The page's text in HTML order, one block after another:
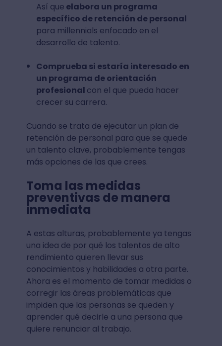
Así que elabora un programa
específico de retención de personal
para millennials enfocado en el
desarrollo de talento.
Comprueba si estaría interesado ​​en
un programa de orientación
profesional con el que pueda hacer
crecer su carrera.
Cuando se trata de ejecutar un plan de
retención de personal para que se quede
un talento clave, probablemente tengas
más opciones de las que crees.
Toma las medidas
preventivas de manera
inmediata
A estas alturas, probablemente ya tengas
una idea de por qué los talentos de alto
rendimiento quieren llevar sus
conocimientos y habilidades a otra parte.
Ahora es el momento de tomar medidas o
corregir las áreas problemáticas que
impiden que las personas se queden y
aprender qué decirle a una persona que
quiere renunciar al trabajo.